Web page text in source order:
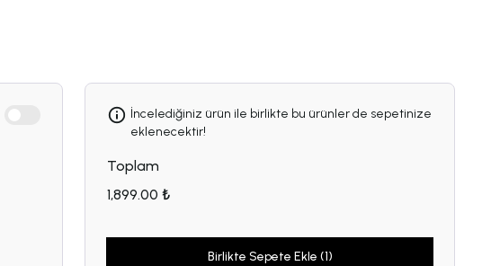
İncelediğiniz ürün ile birlikte bu ürünler de sepetinize
eklenecektir!
Toplam
1,899.00 ₺
Birlikte Sepete Ekle (1)